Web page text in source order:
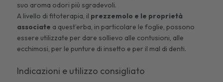
suo aroma odori più sgradevoli.
A livello di fitoterapia, il prezzemolo e le proprietà
associate a quest’erba, in particolare le foglie, possono
essere utilizzate per dare sollievo alle contusioni, alle
ecchimosi, per le punture di insetto e per il mal di denti.
Indicazioni e utilizzo consigliato